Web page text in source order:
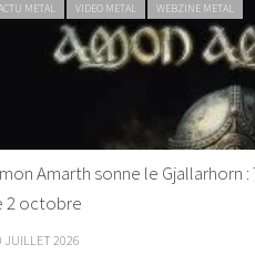
METAL VIDEO METAL WEBZINE METAL
Amarth sonne le Gjallarhorn
2 octobre
JUILLET 2026